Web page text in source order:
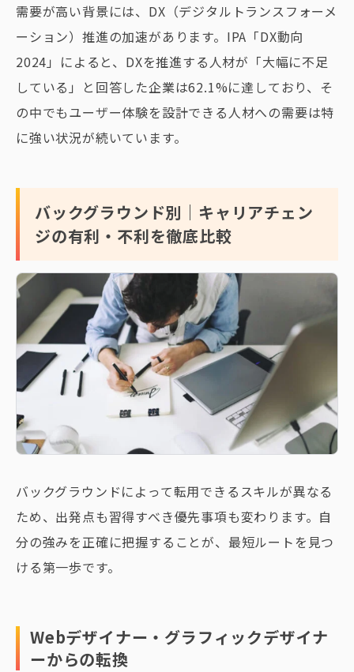
需要が高い背景には、DX（デジタルトランスフォーメ
ーション）推進の加速があります。IPA「DX動向
2024」によると、DXを推進する人材が「大幅に不足
している」と回答した企業は62.1%に達しており、そ
の中でもユーザー体験を設計できる人材への需要は特
に強い状況が続いています。
バックグラウンド別｜キャリアチェン
ジの有利・不利を徹底比較
バックグラウンドによって転用できるスキルが異なる
ため、出発点も習得すべき優先事項も変わります。自
分の強みを正確に把握することが、最短ルートを見つ
ける第一歩です。
Webデザイナー・グラフィックデザイナ
ーからの転換